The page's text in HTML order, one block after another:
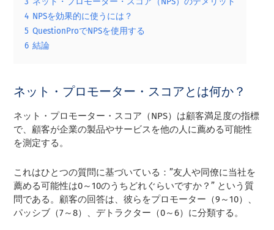
4 NPSを効果的に使うには？
5 QuestionProでNPSを使用する
6 結論
ネット・プロモーター・スコアとは何か？
ネット・プロモーター・スコア（NPS）は顧客満足度の指標
で、顧客が企業の製品やサービスを他の人に薦める可能性
を測定する。
これはひとつの質問に基づいている：”友人や同僚に当社を
薦める可能性は0～10のうちどれぐらいですか？” という質
問である。顧客の回答は、彼らをプロモーター（9～10）、
パッシブ（7～8）、デトラクター（0～6）に分類する。